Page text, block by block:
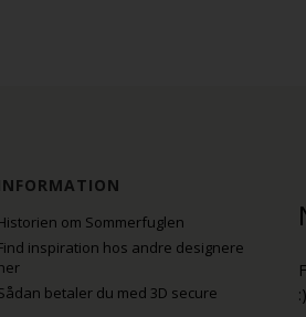
om Sommerfuglen
inspiration hos andre designere
betaler du med 3D secure
:)